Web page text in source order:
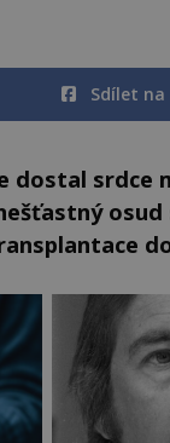
Sdílet na
dostal